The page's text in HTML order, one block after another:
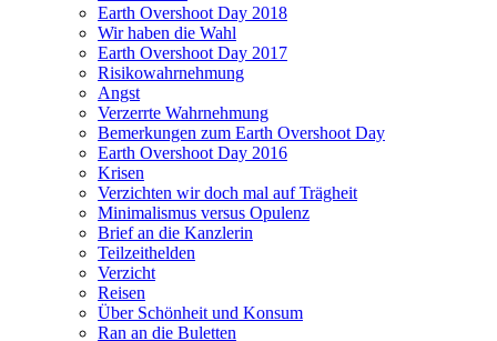
Earth Overshoot Day 2018
Wir haben die Wahl
Earth Overshoot Day 2017
Risikowahrnehmung
Angst
Verzerrte Wahrnehmung
Bemerkungen zum Earth Overshoot Day
Earth Overshoot Day 2016
Krisen
Verzichten wir doch mal auf Trägheit
Minimalismus versus Opulenz
Brief an die Kanzlerin
Teilzeithelden
Verzicht
Reisen
Über Schönheit und Konsum
Ran an die Buletten